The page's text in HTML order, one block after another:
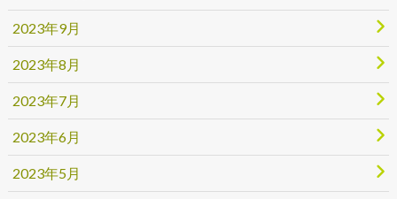
2023年9月
2023年8月
2023年7月
2023年6月
2023年5月